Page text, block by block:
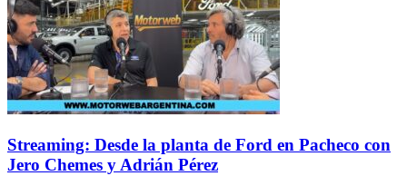
Streaming: Desde la planta de Ford en Pacheco con
Jero Chemes y Adrián Pérez